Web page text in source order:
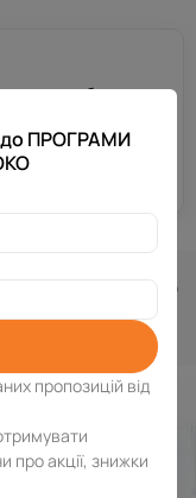
з тобою за
до ПРОГРАМИ
пропозицій від
про акції, знижки